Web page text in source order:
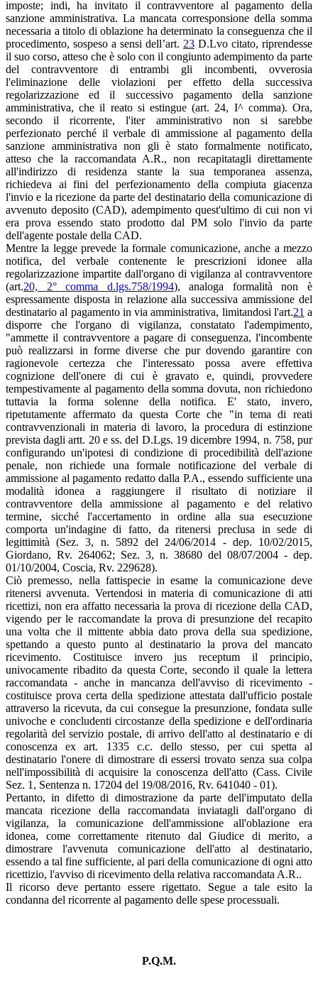
imposte; indi, ha invitato il contravventore al pagamento della
sanzione amministrativa. La mancata corresponsione della somma
necessaria a titolo di oblazione ha determinato la conseguenza che il
procedimento, sospeso a sensi dell’art. 23 D.Lvo citato, riprendesse
il suo corso, atteso che è solo con il congiunto adempimento da parte
del contravventore di entrambi gli incombenti, ovverosia
l'eliminazione delle violazioni per effetto della successiva
regolarizzazione ed il successivo pagamento della sanzione
amministrativa, che il reato si estingue (art. 24, I^ comma). Ora,
secondo il ricorrente, l'iter amministrativo non si sarebbe
perfezionato perché il verbale di ammissione al pagamento della
sanzione amministrativa non gli è stato formalmente notificato,
atteso che la raccomandata A.R., non recapitatagli direttamente
all'indirizzo di residenza stante la sua temporanea assenza,
richiedeva ai fini del perfezionamento della compiuta giacenza
l'invio e la ricezione da parte del destinatario della comunicazione di
avvenuto deposito (CAD), adempimento quest'ultimo di cui non vi
era prova essendo stato prodotto dal PM solo l'invio da parte
dell'agente postale della CAD.
Mentre la legge prevede la formale comunicazione, anche a mezzo
notifica, del verbale contenente le prescrizioni idonee alla
regolarizzazione impartite dall'organo di vigilanza al contravventore
(art.20, 2° comma d.lgs.758/1994), analoga formalità non è
espressamente disposta in relazione alla successiva ammissione del
destinatario al pagamento in via amministrativa, limitandosi l'art.21 a
disporre che l'organo di vigilanza, constatato l'adempimento,
"ammette il contravventore a pagare di conseguenza, l'incombente
può realizzarsi in forme diverse che pur dovendo garantire con
ragionevole certezza che l'interessato possa avere effettiva
cognizione dell'onere di cui è gravato e, quindi, provvedere
tempestivamente al pagamento della somma dovuta, non richiedono
tuttavia la forma solenne della notifica. E' stato, invero,
ripetutamente affermato da questa Corte che "in tema di reati
contravvenzionali in materia di lavoro, la procedura di estinzione
prevista dagli artt. 20 e ss. del D.Lgs. 19 dicembre 1994, n. 758, pur
configurando un'ipotesi di condizione di procedibilità dell'azione
penale, non richiede una formale notificazione del verbale di
ammissione al pagamento redatto dalla P.A., essendo sufficiente una
modalità idonea a raggiungere il risultato di notiziare il
contravventore della ammissione al pagamento e del relativo
termine, sicché l'accertamento in ordine alla sua esecuzione
comporta un'indagine di fatto, da ritenersi preclusa in sede di
legittimità (Sez. 3, n. 5892 del 24/06/2014 - dep. 10/02/2015,
Giordano, Rv. 264062; Sez. 3, n. 38680 del 08/07/2004 - dep.
01/10/2004, Coscia, Rv. 229628).
Ciò premesso, nella fattispecie in esame la comunicazione deve
ritenersi avvenuta. Vertendosi in materia di comunicazione di atti
ricettizi, non era affatto necessaria la prova di ricezione della CAD,
vigendo per le raccomandate la prova di presunzione del recapito
una volta che il mittente abbia dato prova della sua spedizione,
spettando a questo punto al destinatario la prova del mancato
ricevimento. Costituisce invero jus receptum il principio,
univocamente ribadito da questa Corte, secondo il quale la lettera
raccomandata - anche in mancanza dell'avviso di ricevimento -
costituisce prova certa della spedizione attestata dall'ufficio postale
attraverso la ricevuta, da cui consegue la presunzione, fondata sulle
univoche e concludenti circostanze della spedizione e dell'ordinaria
regolarità del servizio postale, di arrivo dell'atto al destinatario e di
conoscenza ex art. 1335 c.c. dello stesso, per cui spetta al
destinatario l'onere di dimostrare di essersi trovato senza sua colpa
nell'impossibilità di acquisire la conoscenza dell'atto (Cass. Civile
Sez. 1, Sentenza n. 17204 del 19/08/2016, Rv. 641040 - 01).
Pertanto, in difetto di dimostrazione da parte dell'imputato della
mancata ricezione della raccomandata inviatagli dall'organo di
vigilanza, la comunicazione dell'ammissione all'oblazione era
idonea, come correttamente ritenuto dal Giudice di merito, a
dimostrare l'avvenuta comunicazione dell'atto al destinatario,
essendo a tal fine sufficiente, al pari della comunicazione di ogni atto
ricettizio, l'avviso di ricevimento della relativa raccomandata A.R..
Il ricorso deve pertanto essere rigettato. Segue a tale esito la
condanna del ricorrente al pagamento delle spese processuali.
P.Q.M.